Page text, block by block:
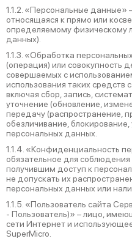
1.1.2. «Персональные
относящаяся к прямо или
определяемому физическому
данных).
1.1.3. «Обработка
(операция) или совокупность
совершаемых с
использования таких средств
включая сбор, запись,
уточнение (обновление,
передачу (распространение,
обезличивание,
персональных данных.
1.1.4. «Конфиденциальность
обязательное для
получившим доступ к
не допускать их
персональных данных или
1.1.5. «Пользователь сайта
‑ Пользователь)» – лицо,
сети Интернет и
SuperMicro.